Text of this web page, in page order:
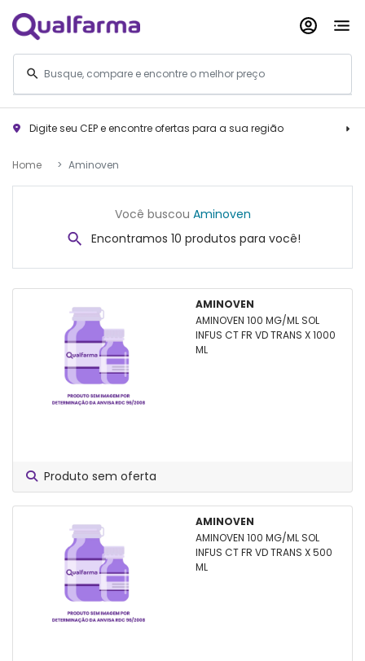
Digite seu CEP e encontre ofertas para a sua região
Home Aminoven
Você buscou Aminoven
Encontramos 10 produtos para você!
AMINOVEN
AMINOVEN 100 MG/ML SOL
INFUS CT FR VD TRANS X 1000
ML
Produto sem oferta
AMINOVEN
AMINOVEN 100 MG/ML SOL
INFUS CT FR VD TRANS X 500
ML